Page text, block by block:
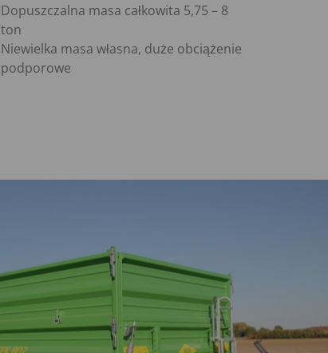
Dopuszczalna masa całkowita 5,75 – 8
ton
Niewielka masa własna, duże obciążenie
podporowe